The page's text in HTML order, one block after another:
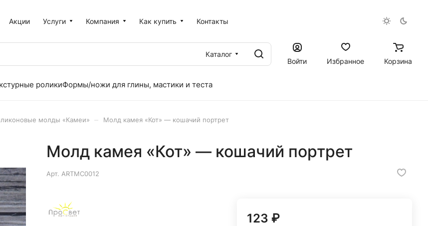
Акции Услуги Компания Как купить Контакты
Каталог
Войти
Избранное Корзина
роликиФормы/ножи для глины, мастики и теста
молды «Камеи» Молд камея «Кот» — кошачий портрет
Молд камея «Кот» — кошачий портрет
Арт. ARTMC0012
123 ₽